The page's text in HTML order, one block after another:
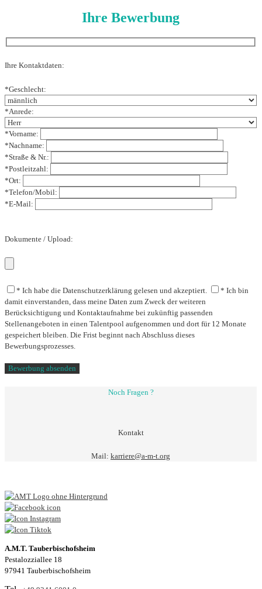
Ihre Bewerbung
Ihre Kontaktdaten:
*Geschlecht:
*Anrede:
*Vorname:
*Nachname:
*Straße & Nr.:
*Postleitzahl:
*Ort:
*Telefon/Mobil:
*E-Mail:
Dokumente / Upload:
* Ich habe die Datenschutzerklärung gelesen und akzeptiert.
* Ich bin
damit einverstanden, dass meine Daten zum Zweck der weiteren
Berücksichtigung und Kontaktaufnahme bei zukünftig passenden
Stellenangeboten in einen Talentpool aufgenommen und dort für 12 Monate
gespeichert bleiben. Die Frist beginnt nach Abschluss dieses
Bewerbungsprozesses.
Noch Fragen ?
Kontakt
Mail: karriere@a-m-t.org
A.M.T. Tauberbischofsheim
Pestalozziallee 18
97941 Tauberbischofsheim